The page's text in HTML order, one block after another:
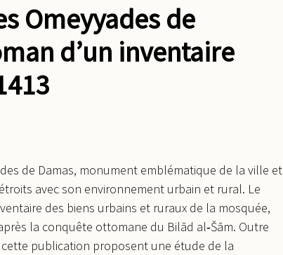
Omeyyades de
d’un inventaire
de Damas, monument emblématique de la ville et
avec son environnement urbain et rural. Le
des biens urbains et ruraux de la mosquée,
la conquête ottomane du Bilād al‑Šām. Outre
publication proposent une étude de la